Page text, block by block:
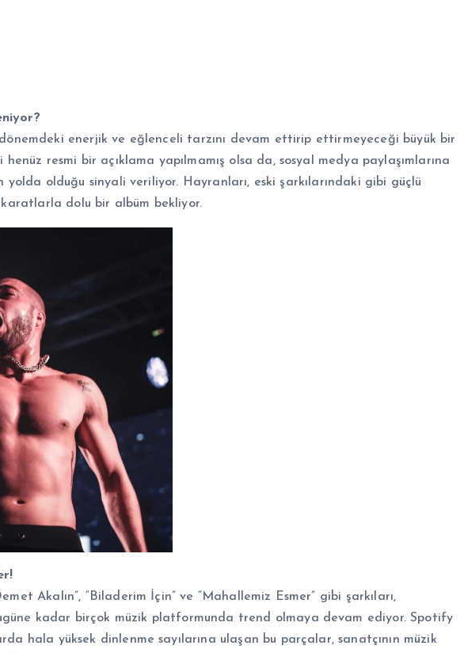
dönemdeki enerjik ve eğlenceli tarzını devam ettirip ettirmeyeceği büyük bir
resmi bir açıklama yapılmamış olsa da, sosyal medya paylaşımlarına
yolda olduğu sinyali veriliyor. Hayranları, eski şarkılarındaki gibi güçlü
dolu bir albüm bekliyor.
Akalın”, “Biladerim İçin” ve “Mahallemiz Esmer” gibi şarkıları,
kadar birçok müzik platformunda trend olmaya devam ediyor. Spotify
hala yüksek dinlenme sayılarına ulaşan bu parçalar, sanatçının müzik